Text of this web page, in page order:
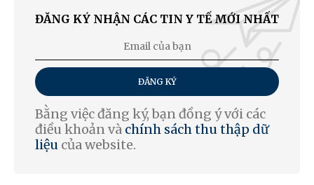
ĐĂNG KÝ NHẬN CÁC TIN Y TẾ MỚI NHẤT
ĐĂNG KÝ
Bằng việc đăng ký, bạn đồng ý với các
điều khoản và chính sách thu thập dữ
liệu của website.